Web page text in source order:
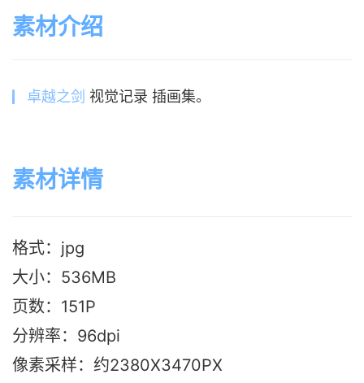
素材介绍
卓越之剑 视觉记录 插画集。
素材详情
格式：jpg
大小：536MB
页数：151P
分辨率：96dpi
像素采样：约2380X3470PX